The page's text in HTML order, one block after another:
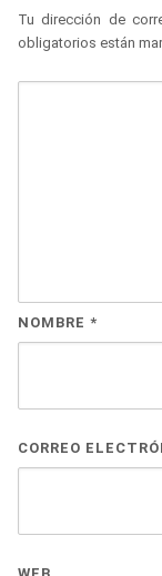
Tu dirección de
obligatorios están
NOMBRE *
CORREO